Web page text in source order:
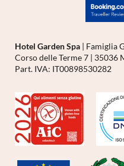
Hotel Garden Spa | Famiglia
Corso delle Terme 7 | 35036
Part. IVA: IT00898530282